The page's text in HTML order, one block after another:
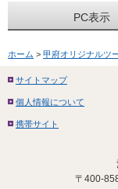
PC表示
ホーム > 甲府オリジナルツ
サイトマップ
個人情報について
携帯サイト
〒400-